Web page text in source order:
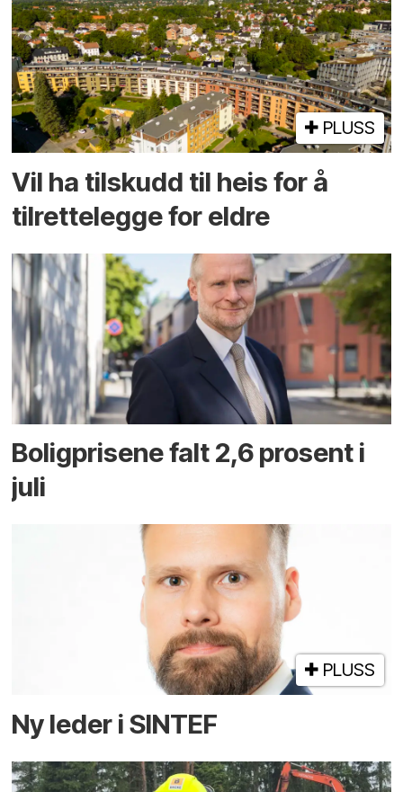
PLUSS
Vil ha tilskudd til heis for å
tilrettelegge for eldre
Boligprisene falt 2,6 prosent i
juli
PLUSS
Ny leder i SINTEF